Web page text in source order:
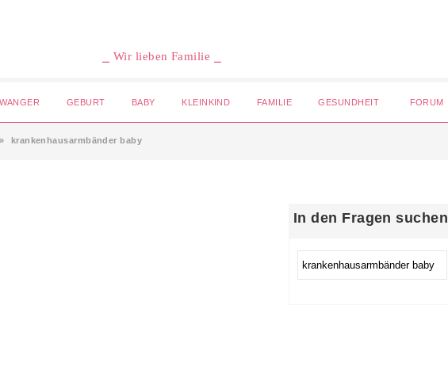
⎯ Wir lieben Familie ⎯
GEBURT BABY KLEINKIND FAMILIE GESUNDHEIT FORUM
krankenhausarmbänder baby
In den Fragen suchen